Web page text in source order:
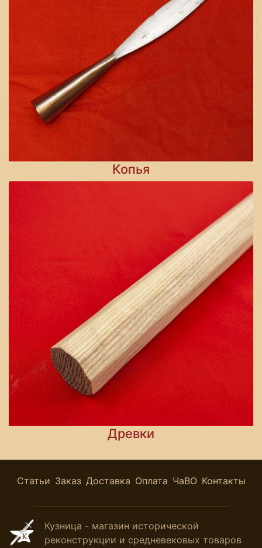
Копья
Древки
Статьи Заказ Доставка Оплата ЧаВО Контакты
Кузница - магазин исторической
реконструкции и средневековых товаров